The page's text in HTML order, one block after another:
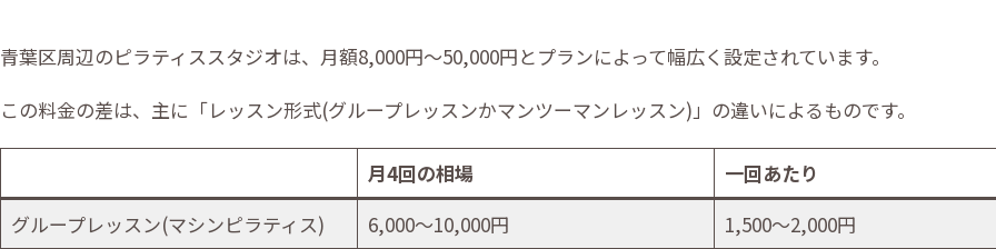
青葉区周辺のピラティススタジオは、月額8,000円〜50,000円とプランによって幅広く設定されています。
この料金の差は、主に「レッスン形式(グループレッスンかマンツーマンレッスン)」の違いによるものです。
月4回の相場
一回あたり
グループレッスン(マシンピラティス)
6,000〜10,000円 1,500〜2,000円